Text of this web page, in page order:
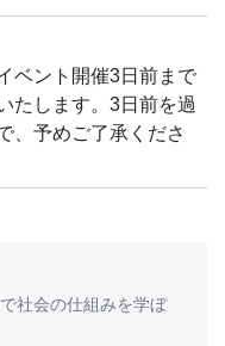
ベント開催3日前まで
たします。3日前を過
、予めご了承くださ
社会の仕組みを学ぼ